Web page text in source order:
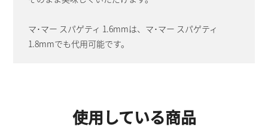
マ･マー スパゲティ 1.6mmは、マ･マー スパゲティ
1.8mmでも代用可能です。
使用している商品